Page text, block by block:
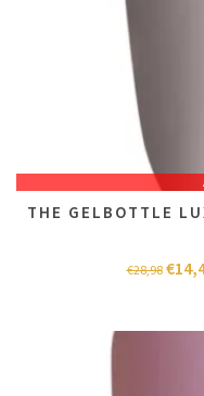
THE GELBOTTLE
€28,98 €